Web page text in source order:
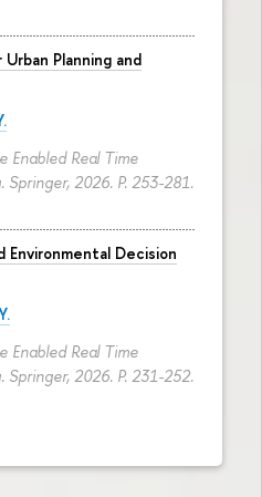
Planning and
Enabled Real Time
Springer, 2026. P. 253-281.
Decision
Enabled Real Time
Springer, 2026. P. 231-252.